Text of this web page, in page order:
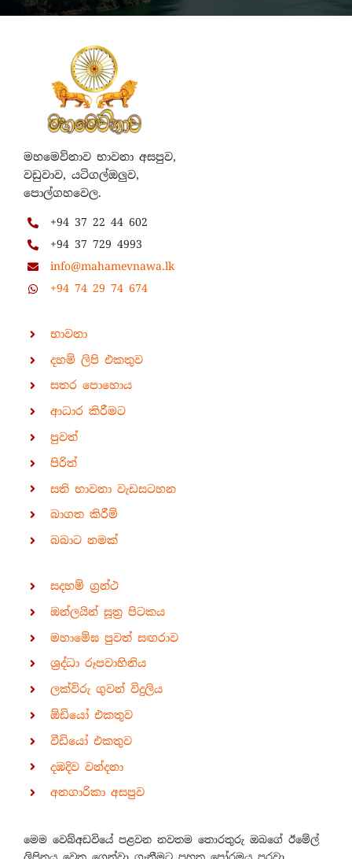
මහමෙව්නාව භාවනා අසපුව,
වඩුවාව, යටිගල්ඔලුව,
පොල්ගහවෙල.
+94 37 22 44 602
+94 37 729 4993
info@mahamevnawa.lk
+94 74 29 74 674
භාවනා
දහම් ලිපි එකතුව
සතර පොහොය
ආධාර කිරීමට
පුවත්
පිරිත්
සති භාවනා වැඩසටහන
බාගත කිරීම්
බබාට නමක්
සදහම් ග්‍රන්ථ
ඔන්ලයින් සූත්‍ර පිටකය
මහාමේඝ පුවත් සඟරාව
ශ්‍රද්ධා රූපවාහිනිය
ලක්විරු ගුවන් විදුලිය
ඕඩියෝ එකතුව
වීඩියෝ එකතුව
දඹදිව වන්දනා
අනගාරිකා අසපුව
මෙම වෙබ්අඩවියේ පළවන නවතම තොරතුරු ඔබගේ ඊමේල්